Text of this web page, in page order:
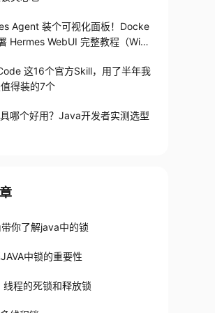
Agent 装个可视化面板！Docke
Hermes WebUI 完整教程（Win
这16个官方Skill，用了半年我
得装的7个
哪个好用？Java开发者实测选型
你了解java中的锁
中锁的重要性
线程的死锁和释放锁